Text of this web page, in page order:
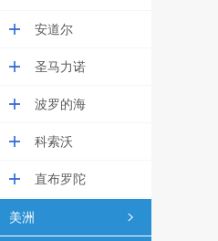
安道尔
圣马力诺
波罗的海
科索沃
直布罗陀
美洲